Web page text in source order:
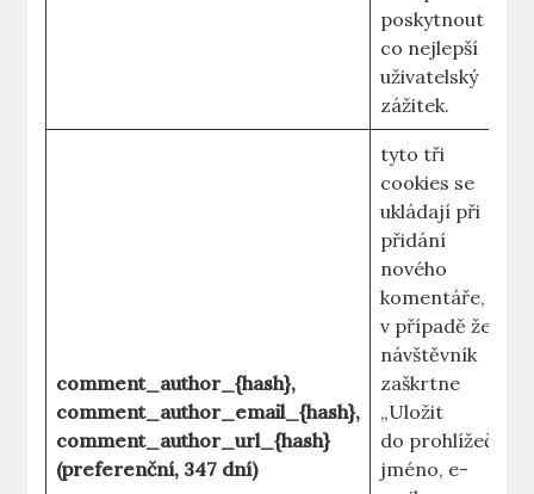
poskytnout
co nejlepší
uživatelský
zážitek.
comment_author_{hash},
comment_author_email_{hash},
comment_author_url_{hash}
(preferenční, 347 dní)
tyto tři
cookies se
ukládají při
přidání
nového
komentáře,
v případě že
návštěvník
zaškrtne
„Uložit
do prohlížeče
jméno, e-